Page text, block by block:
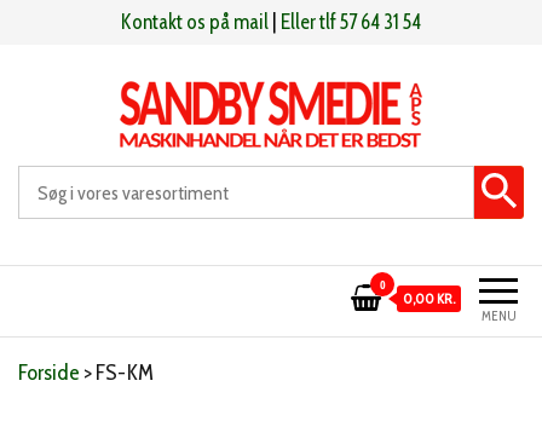
Kontakt os på mail Eller tlf 57 64 31 54
Sandby smeden Maskinhandel når det er bedst
MENU
0
0,00 KR.
Forside >FS-KM